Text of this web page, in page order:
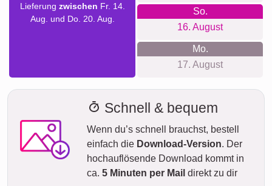
Lieferung zwischen Fr. 14.
Aug. und Do. 20. Aug.
So.
16. August
Mo.
17. August
Schnell & bequem
Wenn du’s schnell brauchst, bestell
einfach die Download-Version. Der
hochauflösende Download kommt in
ca. 5 Minuten per Mail direkt zu dir